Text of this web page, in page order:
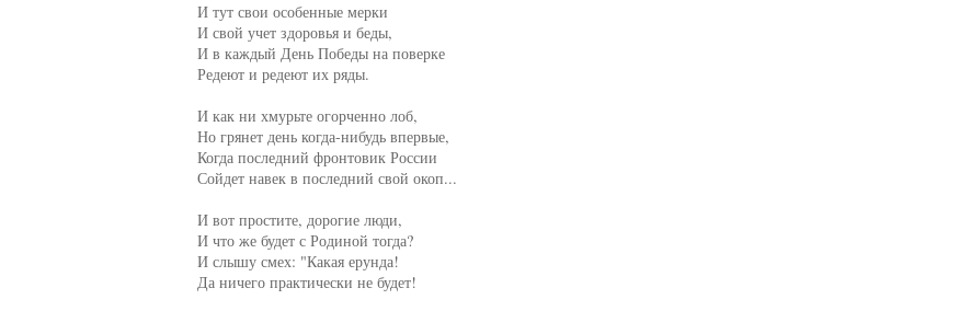
     И тут свои особенные мерки
     И свой учет здоровья и беды,
     И в каждый День Победы на поверке
     Редеют и редеют их ряды.
     И как ни хмурьте огорченно лоб,
     Но грянет день когда-нибудь впервые,
     Когда последний фронтовик России
     Сойдет навек в последний свой окоп...
     И вот простите, дорогие люди,
     И что же будет с Родиной тогда?
     И слышу смех: "Какая ерунда!
     Да ничего практически не будет!